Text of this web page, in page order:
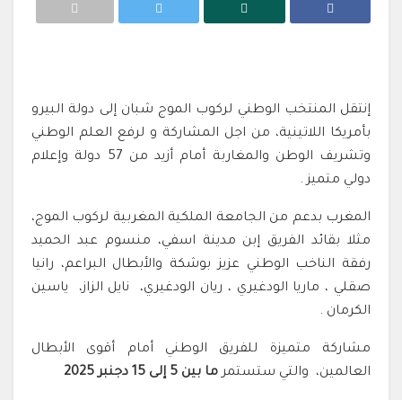
إنتقل المنتخب الوطني لركوب الموج شبان إلى دولة البيرو
بأمريكا اللاتينية، من اجل المشاركة و لرفع العلم الوطني
وتشريف الوطن والمغاربة أمام أزيد من 57 دولة وإعلام
دولي متميز .
المغرب بدعم من الجامعة الملكية المغربية لركوب الموج،
مثلا بقائد الفريق إبن مدينة اسفي، منسوم عبد الحميد
رفقة الناخب الوطني عزيز بوشكة والأبطال البراعم، رانيا
صقلي ، ماريا الودغيري ، ريان الودغيري، نايل الزاز، ياسين
الكرمان .
مشاركة متميزة للفريق الوطني أمام أقوى الأبطال
العالمين، والتي ستستمرما بين 5 إلى 15 دجنبر 2025